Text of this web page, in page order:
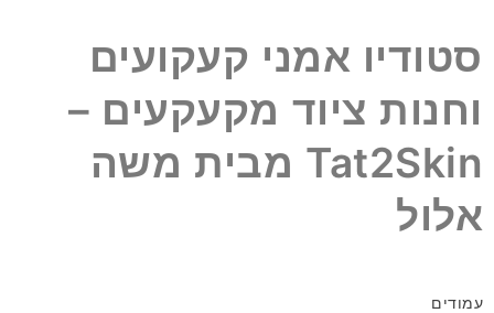
סטודיו אמני קעקועים
וחנות ציוד מקעקעים –
Tat2Skin מבית משה
אלול
עמודים